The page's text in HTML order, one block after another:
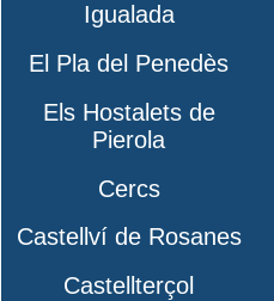
Igualada
El Pla del Penedès
Els Hostalets de
Pierola
Cercs
Castellví de Rosanes
Castellterçol